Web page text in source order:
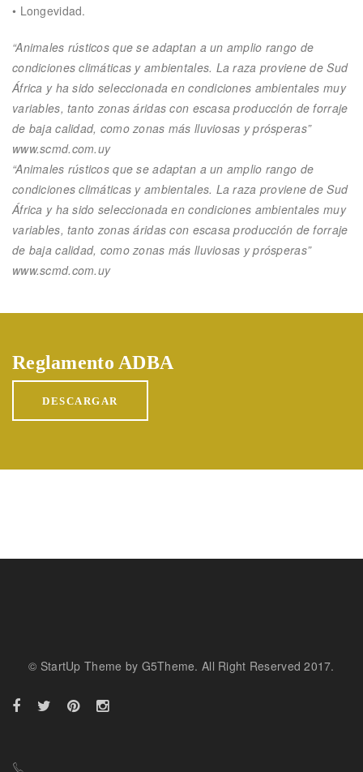
• Longevidad.
“Animales rústicos que se adaptan a un amplio rango de
condiciones climáticas y ambientales. La raza proviene de Sud
África y ha sido seleccionada en condiciones ambientales muy
variables, tanto zonas áridas con escasa producción de forraje
de baja calidad, como zonas más lluviosas y prósperas”
www.scmd.com.uy
“Animales rústicos que se adaptan a un amplio rango de
condiciones climáticas y ambientales. La raza proviene de Sud
África y ha sido seleccionada en condiciones ambientales muy
variables, tanto zonas áridas con escasa producción de forraje
de baja calidad, como zonas más lluviosas y prósperas”
www.scmd.com.uy
Reglamento ADBA
DESCARGAR
© StartUp Theme by G5Theme. All Right Reserved 2017.